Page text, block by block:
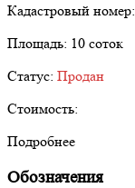
Кадастровый номер:
Площадь: 10 соток
Статус: Продан
Стоимость:
Подробнее
Обозначения